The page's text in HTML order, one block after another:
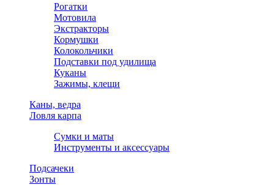
Рогатки
Мотовила
Экстракторы
Кормушки
Колокольчики
Подставки под удилища
Куканы
Зажимы, клещи
Каны, ведра
Ловля карпа
Сумки и маты
Инструменты и аксессуары
Подсачеки
Зонты